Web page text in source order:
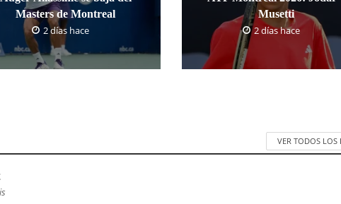
Masters de Montreal
2 días hace
Musetti
2 días hace
VER TODOS LOS